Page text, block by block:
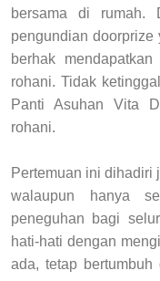
bersama di rumah.
pengundian
berhak
rohani. Tidak
Panti Asuhan Vita
rohani.
Pertemuan ini dihadiri
walaupun hanya
peneguhan bagi
hati-hati dengan
ada, tetap